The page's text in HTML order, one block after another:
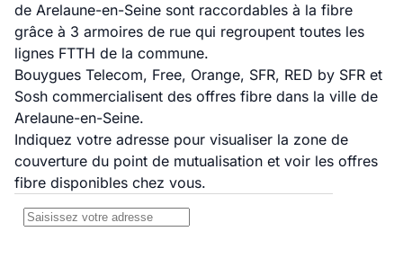
de Arelaune-en-Seine sont raccordables à la fibre
grâce à 3 armoires de rue qui regroupent toutes les
lignes FTTH de la commune.
Bouygues Telecom, Free, Orange, SFR, RED by SFR et
Sosh commercialisent des offres fibre dans la ville de
Arelaune-en-Seine.
Indiquez votre adresse pour visualiser la zone de
couverture du point de mutualisation et voir les offres
fibre disponibles chez vous.